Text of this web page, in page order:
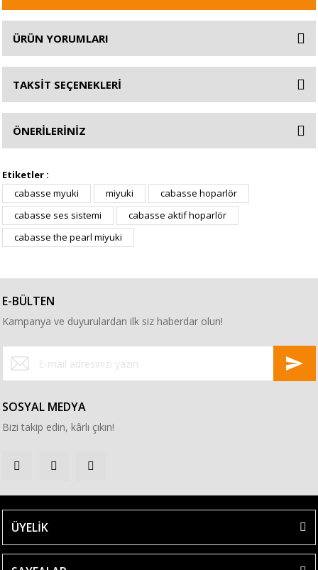
ÜRÜN YORUMLARI
TAKSİT SEÇENEKLERİ
ÖNERİLERİNİZ
Etiketler :
cabasse myuki
miyuki
cabasse hoparlör
cabasse ses sistemi
cabasse aktif hoparlör
cabasse the pearl miyuki
E-BÜLTEN
Kampanya ve duyurulardan ilk siz haberdar olun!
SOSYAL MEDYA
Bizi takip edin, kârlı çıkın!
ÜYELİK